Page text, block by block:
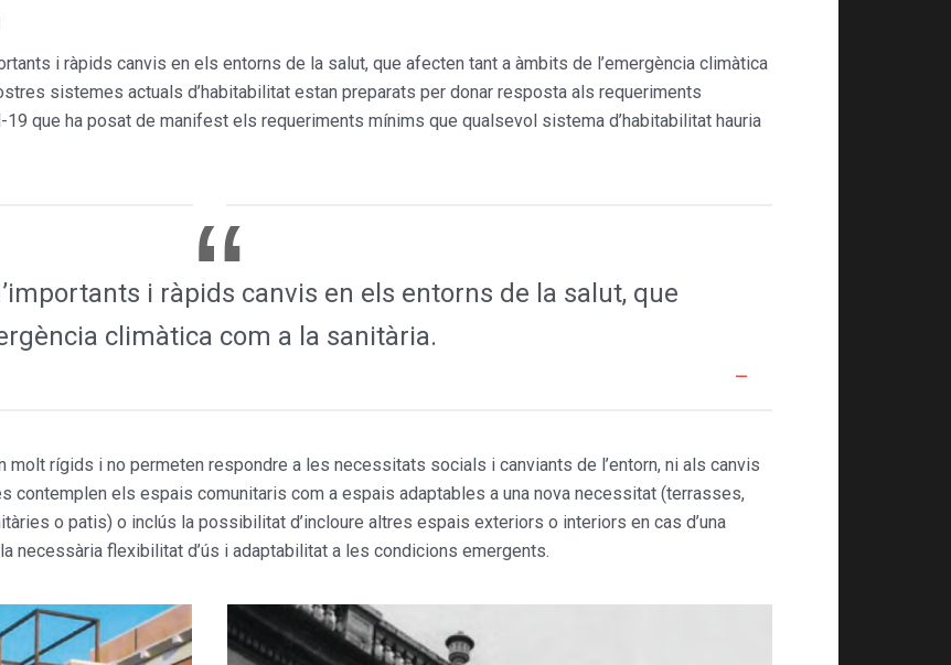
i ràpids canvis en els entorns de la salut, que afecten tant a àmbits de l’emergència climàtica
sistemes actuals d’habitabilitat estan preparats per donar resposta als requeriments
que ha posat de manifest els requeriments mínims que qualsevol sistema d’habitabilitat hauria
i ràpids canvis en els entorns de la salut, que
climàtica com a la sanitària.
rígids i no permeten respondre a les necessitats socials i canviants de l’entorn, ni als canvis
contemplen els espais comunitaris com a espais adaptables a una nova necessitat (terrasses,
o patis) o inclús la possibilitat d’incloure altres espais exteriors o interiors en cas d’una
necessària flexibilitat d’ús i adaptabilitat a les condicions emergents.